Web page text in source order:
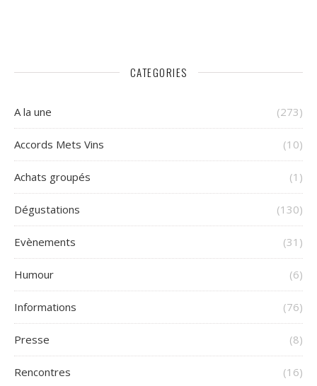
CATEGORIES
A la une (273)
Accords Mets Vins (10)
Achats groupés (1)
Dégustations (130)
Evènements (31)
Humour (6)
Informations (76)
Presse (8)
Rencontres (16)